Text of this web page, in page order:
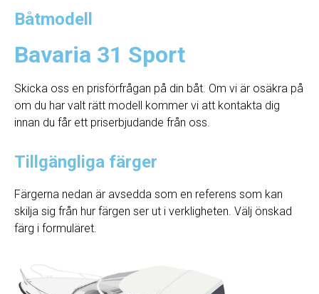
Båtmodell
Bavaria 31 Sport
Skicka oss en prisförfrågan på din båt. Om vi ​​är osäkra på
om du har valt rätt modell kommer vi att kontakta dig
innan du får ett priserbjudande från oss.
Tillgängliga färger
Färgerna nedan är avsedda som en referens som kan
skilja sig från hur färgen ser ut i verkligheten. Välj önskad
färg i formuläret.